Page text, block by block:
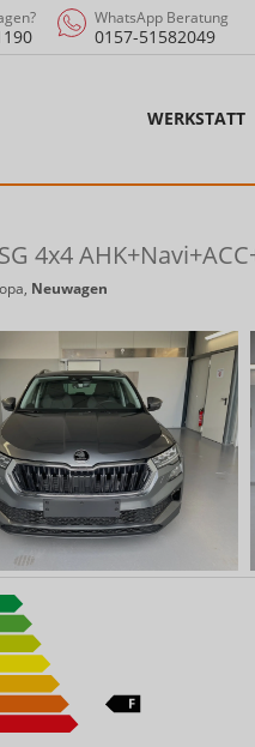
WhatsApp Beratung
0157-51582049
WERKSTATT
4x4
Neuwagen